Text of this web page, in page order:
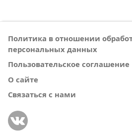
Политика в отношении
персональных данных
Пользовательское соглашение
О сайте
Связаться с нами